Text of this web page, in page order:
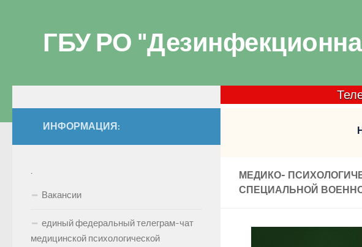
ГБУ РО
МЕДИКО-
СПЕЦИАЛЬНОЙ
ИНФОРМАЦИЯ:
.
Вакансии
единый федеральный телеграм-чат
медицинской психологической